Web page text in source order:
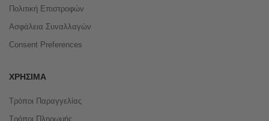
Πολιτική Επιστροφών
Ασφάλεια Συναλλαγών
Consent Preferences
ΧΡΉΣΙΜΑ
Τρόποι Παραγγελίας
Τρόποι Πληρωμής